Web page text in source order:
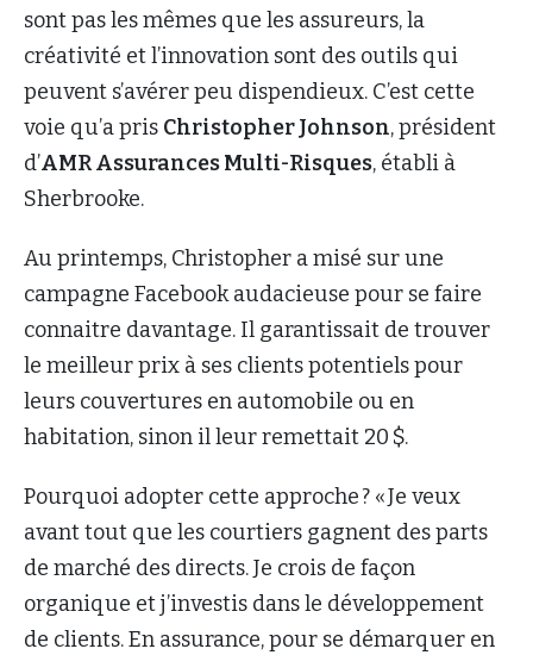
sont pas les mêmes que les assureurs, la
créativité et l’innovation sont des outils qui
peuvent s’avérer peu dispendieux. C’est cette
voie qu’a pris Christopher Johnson, président
d’AMR Assurances Multi-Risques, établi à
Sherbrooke.
Au printemps, Christopher a misé sur une
campagne Facebook audacieuse pour se faire
connaitre davantage. Il garantissait de trouver
le meilleur prix à ses clients potentiels pour
leurs couvertures en automobile ou en
habitation, sinon il leur remettait 20 $.
Pourquoi adopter cette approche ? « Je veux
avant tout que les courtiers gagnent des parts
de marché des directs. Je crois de façon
organique et j’investis dans le développement
de clients. En assurance, pour se démarquer en